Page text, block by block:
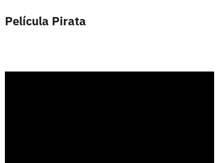
Película Pirata